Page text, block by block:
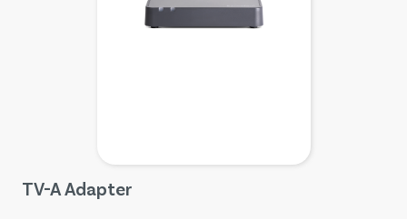
TV-A Adapter